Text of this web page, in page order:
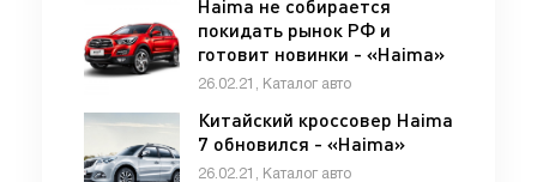
Haima не собирается
покидать рынок РФ и
готовит новинки - «Haima»
26.02.21, Каталог авто
Китайский кроссовер Haima
7 обновился - «Haima»
26.02.21, Каталог авто